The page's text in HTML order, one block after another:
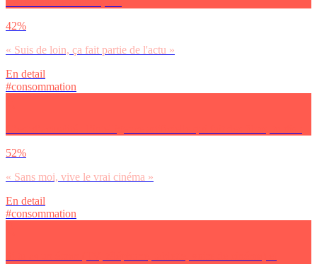
42%
« Suis de loin, ça fait partie de l'actu »
En detail
#consommation
52%
« Sans moi, vive le vrai cinéma »
En detail
#consommation